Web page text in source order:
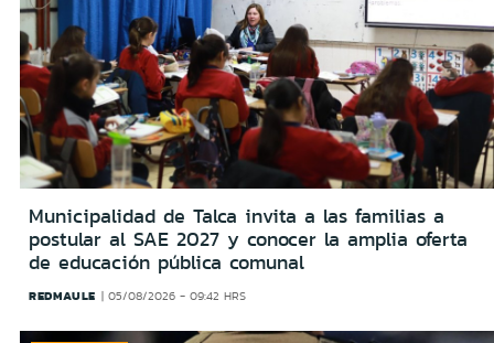
Municipalidad de Talca invita a las familias a
postular al SAE 2027 y conocer la amplia oferta
de educación pública comunal
REDMAULE 05/08/2026 - 09:42 HRS